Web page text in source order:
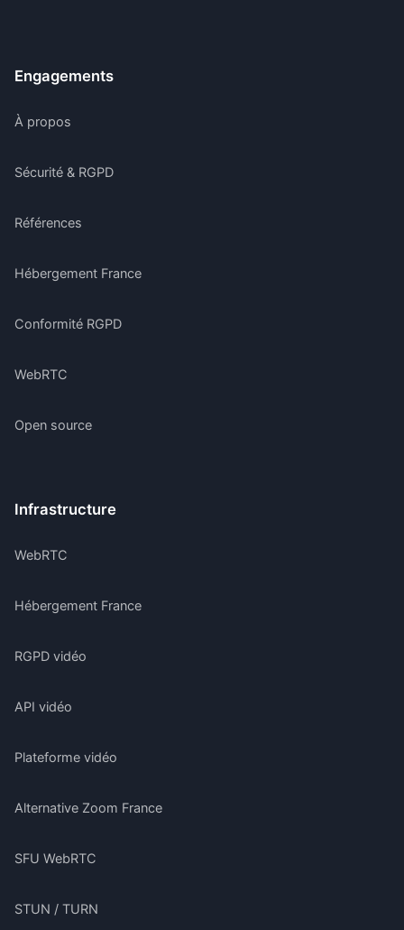
Engagements
À propos
Sécurité & RGPD
Références
Hébergement France
Conformité RGPD
WebRTC
Open source
Infrastructure
WebRTC
Hébergement France
RGPD vidéo
API vidéo
Plateforme vidéo
Alternative Zoom France
SFU WebRTC
STUN / TURN